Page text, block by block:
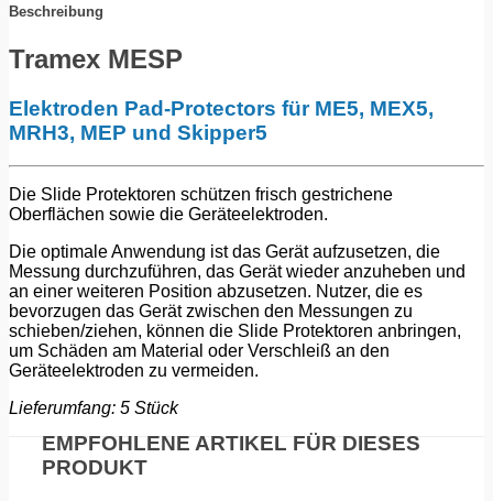
5er-
Menge
Beschreibung
Tramex MESP
Elektroden Pad-Protectors für ME5, MEX5,
MRH3, MEP und Skipper5
Die Slide Protektoren schützen frisch gestrichene
Oberflächen sowie die Geräteelektroden.
Die optimale Anwendung ist das Gerät aufzusetzen, die
Messung durchzuführen, das Gerät wieder anzuheben und
an einer weiteren Position abzusetzen. Nutzer, die es
bevorzugen das Gerät zwischen den Messungen zu
schieben/ziehen, können die Slide Protektoren anbringen,
um Schäden am Material oder Verschleiß an den
Geräteelektroden zu vermeiden.
Lieferumfang: 5 Stück
EMPFOHLENE ARTIKEL FÜR DIESES
PRODUKT